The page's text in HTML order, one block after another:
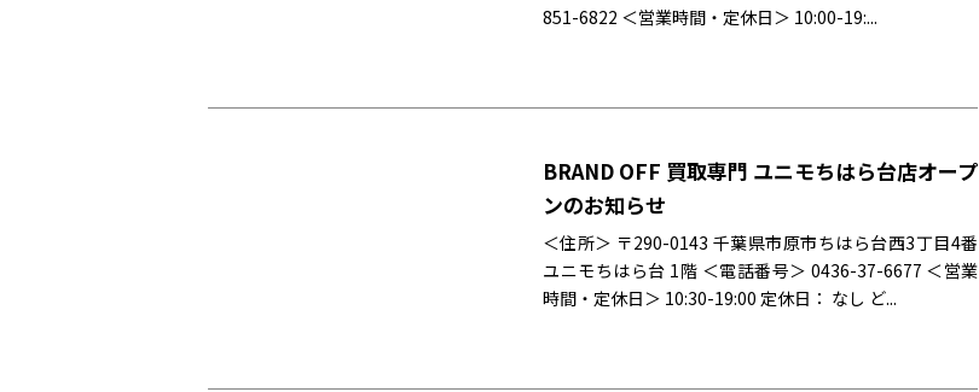
851-6822 ＜営業時間・定休日＞ 10:00-19:...
BRAND OFF 買取専門 ユニモちはら台店オープ
ンのお知らせ
＜住所＞ 〒290-0143 千葉県市原市ちはら台西3丁目4番
ユニモちはら台 1階 ＜電話番号＞ 0436-37-6677 ＜営業
時間・定休日＞ 10:30-19:00 定休日： なし ど...